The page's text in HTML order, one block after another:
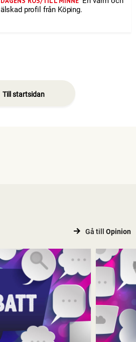
älskad profil från Köping.
Till startsidan
Gå till Opinion